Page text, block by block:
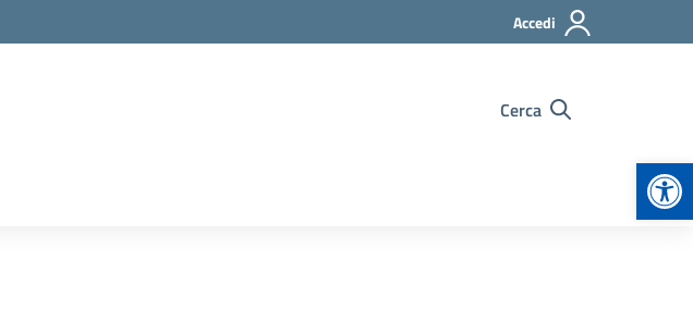
Accedi
Cerca